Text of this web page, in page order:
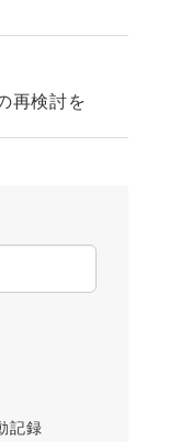
再検討を
記録